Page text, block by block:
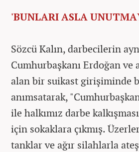
'BUNLARI ASLA
Sözcü Kalın, darbecilerin
Cumhurbaşkanı Erdoğan
alan bir suikast girişiminde
anımsatarak,
ile halkımız darbe
için sokaklara çıkmış.
tanklar ve ağır silahlarla ateş